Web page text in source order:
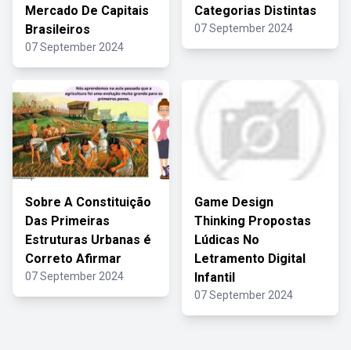
Mercado De Capitais
Brasileiros
07 September 2024
Categorias Distintas
07 September 2024
Sobre A Constituição
Das Primeiras
Estruturas Urbanas é
Correto Afirmar
07 September 2024
Game Design
Thinking Propostas
Lúdicas No
Letramento Digital
Infantil
07 September 2024